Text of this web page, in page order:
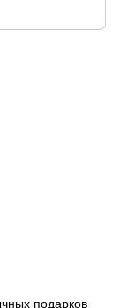
подарков